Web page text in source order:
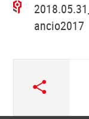
ancio2017